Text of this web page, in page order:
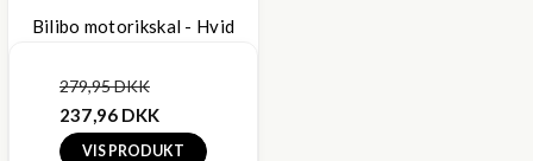
Bilibo motorikskal - Hvid
279,95 DKK
237,96 DKK
VIS PRODUKT